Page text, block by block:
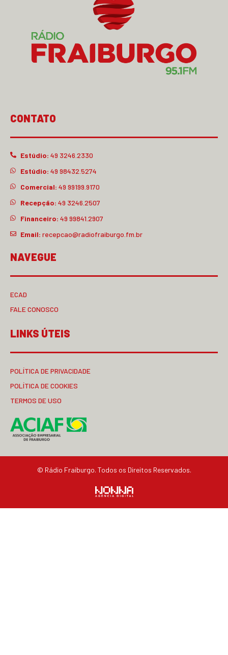
CONTATO
Estúdio: 49 3246.2330
Estúdio: 49 98432.5274
Comercial: 49 99199.9170
Recepção: 49 3246.2507
Financeiro: 49 99841.2907
Email: recepcao@radiofraiburgo.fm.br
NAVEGUE
ECAD
FALE CONOSCO
LINKS ÚTEIS
POLÍTICA DE PRIVACIDADE
POLÍTICA DE COOKIES
TERMOS DE USO
© Rádio Fraiburgo. Todos os Direitos Reservados.